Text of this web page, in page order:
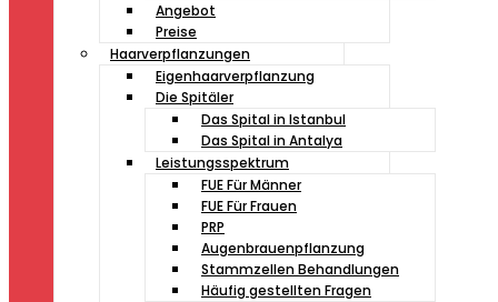
Angebot
Preise
Haarverpflanzungen
Eigenhaarverpflanzung
Die Spitäler
Das Spital in Istanbul
Das Spital in Antalya
Leistungsspektrum
FUE Für Männer
FUE Für Frauen
PRP
Augenbrauenpflanzung
Stammzellen Behandlungen
Häufig gestellten Fragen